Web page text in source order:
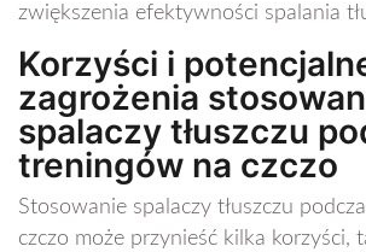
zwiększenia efektywności spalania
Korzyści i
zagrożenia
spalaczy tłuszczu
treningów na czczo
Stosowanie spalaczy tłuszczu
czczo może przynieść kilka korzyści,